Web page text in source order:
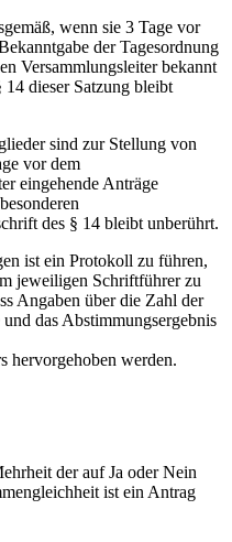
wenn sie 3 Tage vor
der Tagesordnung
Versammlungsleiter bekannt
dieser Satzung bleibt
sind zur Stellung von
vor dem
eingehende Anträge
des § 14 bleibt unberührt.
ist ein Protokoll zu führen,
jeweiligen Schriftführer zu
Angaben über die Zahl der
das Abstimmungsergebnis
hervorgehoben werden.
der auf Ja oder Nein
ist ein Antrag